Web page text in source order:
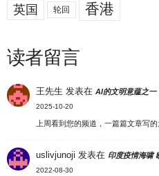
英国 轮回 香港
读者留言
王先生 发表在AI的文明意蕴之一
2025-10-20
上周看到您的频道，一篇篇文章写
uslivjunoji 发表在 印度疫情海啸
2022-08-30